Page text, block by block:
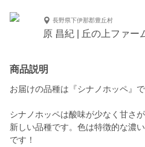
長野県下伊那郡豊丘村
原 昌紀 | 丘の上ファー
商品説明
お届けの品種は『シナノホッペ』で
シナノホッペは酸味が少なく甘さ
新しい品種です。色は特徴的な濃
です！